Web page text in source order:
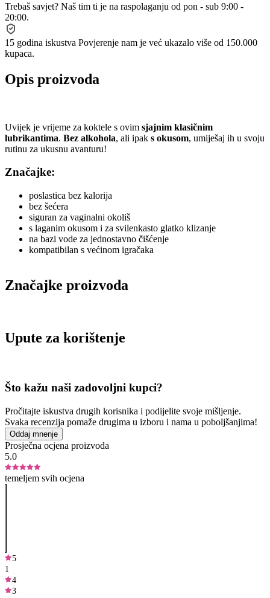
Trebaš savjet? Naš tim ti je na raspolaganju od pon - sub 9:00 -
20:00.
15 godina iskustva Povjerenje nam je već ukazalo više od 150.000
kupaca.
Opis proizvoda
Uvijek je vrijeme za koktele s ovim sjajnim klasičnim
lubrikantima. Bez alkohola, ali ipak s okusom, umiješaj ih u svoju
rutinu za ukusnu avanturu!
Značajke:
poslastica bez kalorija
bez šećera
siguran za vaginalni okoliš
s laganim okusom i za svilenkasto glatko klizanje
na bazi vode za jednostavno čišćenje
kompatibilan s većinom igračaka
Značajke proizvoda
Upute za korištenje
Što kažu naši zadovoljni kupci?
Pročitajte iskustva drugih korisnika i podijelite svoje mišljenje.
Svaka recenzija pomaže drugima u izboru i nama u poboljšanjima!
Oddaj mnenje
Prosječna ocjena proizvoda
5.0
temeljem svih ocjena
5
1
4
3